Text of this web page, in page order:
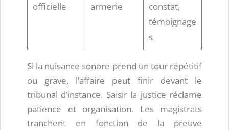
officielle
armerie
constat,
témoignage
s
Si la nuisance sonore prend un tour répétitif
ou grave, l’affaire peut finir devant le
tribunal d’instance. Saisir la justice réclame
patience et organisation. Les magistrats
tranchent en fonction de la preuve